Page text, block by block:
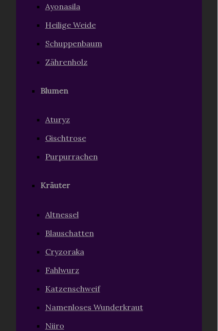
Ayonasila
Heilige Weide
Schuppenbaum
Zährenholz
Blumen
Aturyz
Gischtrose
Purpurrachen
Kräuter
Altnessel
Blauschatten
Cryzoraka
Fahlwurz
Katzenschweif
Namenloses Wunderkraut
Niiro